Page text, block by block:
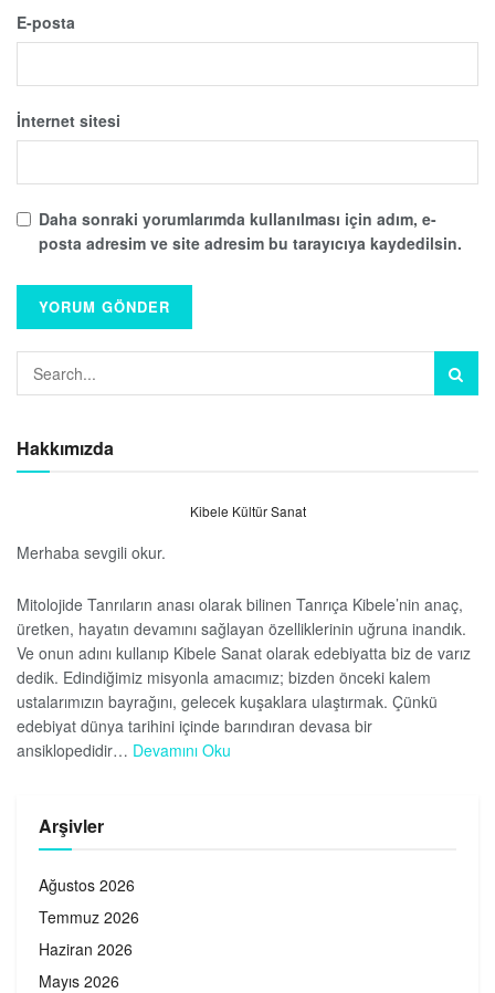
E-posta
İnternet sitesi
Daha sonraki yorumlarımda kullanılması için adım, e-
posta adresim ve site adresim bu tarayıcıya kaydedilsin.
Hakkımızda
Kibele Kültür Sanat
Merhaba sevgili okur.
Mitolojide Tanrıların anası olarak bilinen Tanrıça Kibele’nin anaç,
üretken, hayatın devamını sağlayan özelliklerinin uğruna inandık.
Ve onun adını kullanıp Kibele Sanat olarak edebiyatta biz de varız
dedik. Edindiğimiz misyonla amacımız; bizden önceki kalem
ustalarımızın bayrağını, gelecek kuşaklara ulaştırmak. Çünkü
edebiyat dünya tarihini içinde barındıran devasa bir
ansiklopedidir… Devamını Oku
Arşivler
Ağustos 2026
Temmuz 2026
Haziran 2026
Mayıs 2026